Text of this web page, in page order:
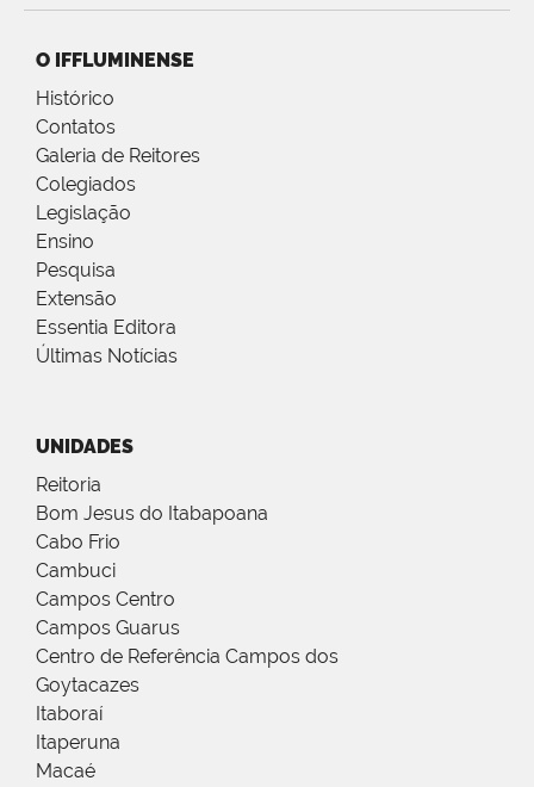
O IFFLUMINENSE
Histórico
Contatos
Galeria de Reitores
Colegiados
Legislação
Ensino
Pesquisa
Extensão
Essentia Editora
Últimas Notícias
UNIDADES
Reitoria
Bom Jesus do Itabapoana
Cabo Frio
Cambuci
Campos Centro
Campos Guarus
Centro de Referência Campos dos
Goytacazes
Itaboraí
Itaperuna
Macaé